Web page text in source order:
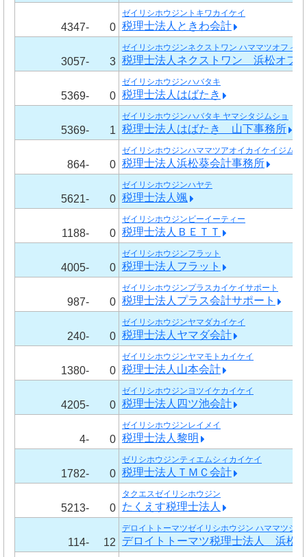
4347- 0
ゼイリシホウジントキワカイケイ
税理士法人ときわ会計
3057- 3
ゼイリシホウジンネクストワン ハママツオフィス
税理士法人ネクストワン 浜松オフ
5369- 0
ゼイリシホウジンハバタキ
税理士法人はばたき
5369- 1
ゼイリシホウジンハバタキ ヤマシタジムショ
税理士法人はばたき 山下事務所
864- 0
ゼイリシホウジンハママツアオイカイケイジムシ
税理士法人浜松葵会計事務所
5621- 0
ゼイリシホウジンハヤテ
税理士法人颯
1188- 0
ゼイリシホウジンビーイーティー
税理士法人ＢＥＴＴ
4005- 0
ゼイリシホウジンフラット
税理士法人フラット
987- 0
ゼイリシホウジンプラスカイケイサポート
税理士法人プラス会計サポート
240- 0
ゼイリシホウジンヤマダカイケイ
税理士法人ヤマダ会計
1380- 0
ゼイリシホウジンヤマモトカイケイ
税理士法人山本会計
4205- 0
ゼイリシホウジンヨツイケカイケイ
税理士法人四ツ池会計
4- 0
ゼイリシホウジンレイメイ
税理士法人黎明
1782- 0
ゼリシホウジンティエムシィカイケイ
税理士法人ＴＭＣ会計
5213- 0
タクエスゼイリシホウジン
たくえす税理士法人
114- 12
デロイトトーマツゼイリシホウジン ハママツジム
デロイトトーマツ税理士法人 浜松